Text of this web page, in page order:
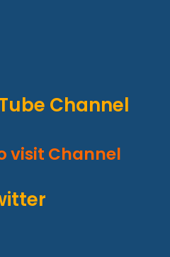
Channel
visit Channel